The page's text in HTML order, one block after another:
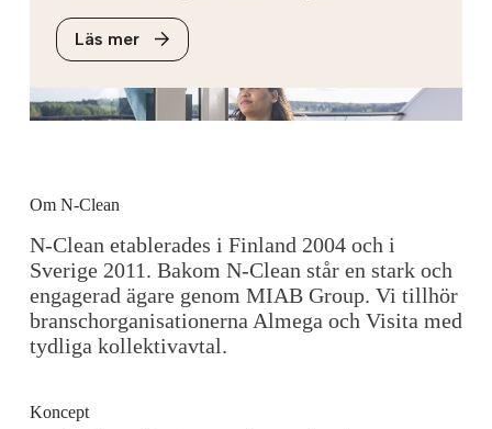
Läs mer
Om N-Clean
N-Clean etablerades i Finland 2004 och i
Sverige 2011. Bakom N-Clean står en stark och
engagerad ägare genom MIAB Group. Vi tillhör
branschorganisationerna Almega och Visita med
tydliga kollektivavtal.
Koncept